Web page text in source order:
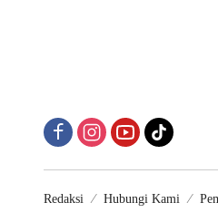
Redaksi Hubungi Kami